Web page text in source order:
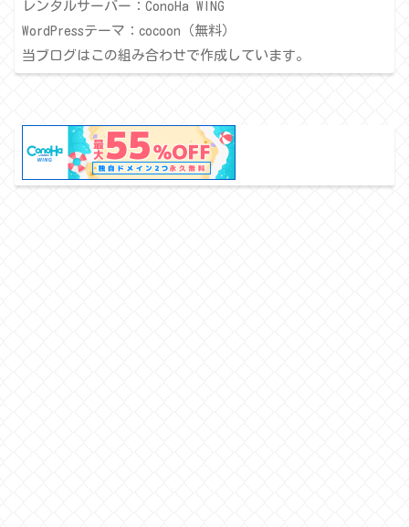
レンタルサーバー：ConoHa WING
WordPressテーマ：cocoon（無料）
当ブログはこの組み合わせで作成しています。